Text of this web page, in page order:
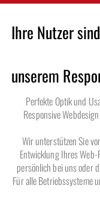
Ihre Nutzer
unserem
Perfekte Optik und
Responsive
Wir unterstützen Sie
Entwicklung Ihres
persönlich bei uns oder
Für alle Betriebssysteme